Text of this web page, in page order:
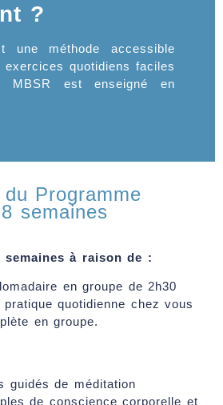
?
une méthode accessible
exercices quotidiens faciles
est enseigné en
Programme
semaines
à raison de :
en groupe de 2h30
quotidienne chez vous
en groupe.
guidés de méditation
de conscience corporelle et